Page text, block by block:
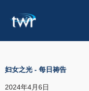
妇女之光 - 每日祷告
2024年4月6日